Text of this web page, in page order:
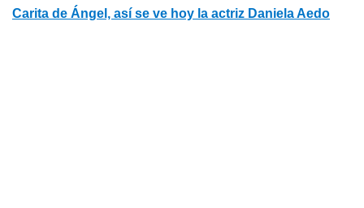
Carita de Ángel, así se ve hoy la actriz Daniela Aedo